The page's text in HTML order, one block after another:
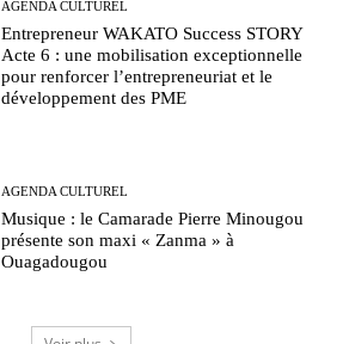
AGENDA CULTUREL
Entrepreneur WAKATO Success STORY
Acte 6 : une mobilisation exceptionnelle
pour renforcer l’entrepreneuriat et le
développement des PME
AGENDA CULTUREL
Musique : le Camarade Pierre Minougou
présente son maxi « Zanma » à
Ouagadougou